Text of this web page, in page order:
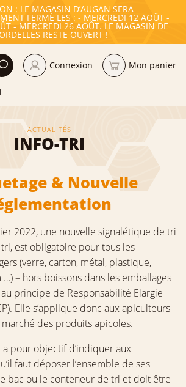
: LE MAGASIN D’AUGAN SERA
FERMÉ LES : - MERCREDI 12 AOÛT -
- MERCREDI 26 AOÛT. LE MAGASIN DE
RESTE OUVERT !
Connexion Mon panier
ACTUALITÉS
INFO-TRI
& Nouvelle
2022, une nouvelle signalétique de tri
tri, est obligatoire pour tous les
(verre, carton, métal, plastique,
– hors boissons dans les emballages
au principe de Responsabilité Elargie
Elle s’applique donc aux apiculteurs
des produits apicoles.
pour objectif d’indiquer aux
faut déposer l’ensemble de ses
bac ou le conteneur de tri et doit être